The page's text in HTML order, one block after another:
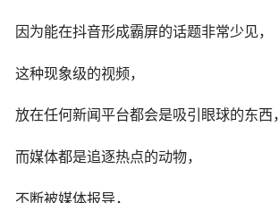
因为能在抖音形成霸屏的话题非常少见，
这种现象级的视频，
放在任何新闻平台都会是吸引眼球的东西，
而媒体都是追逐热点的动物，
不断被媒体报导，